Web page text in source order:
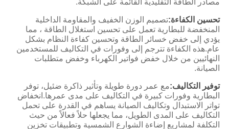
مصادر الطاقة التقليدية القائمة على الشبكة.
تحسين الكفاءة:تصميم الوزن الخفيف والمقاومة الداخلية
المنخفضة للبطارية تعمل على تحسين استغلال الطاقة ، مما
يؤدي إلى خفض خسائر الطاقة وتحسين كفاءة النظام بشكل
عام.هذه الكفاءة تترجم إلى وفورات في التكاليف للمستخدمين
النهائيين من خلال خفض فواتير الكهرباء وخفض متطلبات
الصيانة.
توفير التكاليف:مع عمر دورة طويلة وتأثير ذاكرة ضئيل، توفر
البطارية وفورات كبيرة في التكاليف على مدى عمرها.انخفاض
تواتر الاستبدال وتكاليف الصيانة يساهم في القدرة على تحمل
التكاليف على المدى الطويل، مما يجعلها حلاً فعالاً من حيث
التكلفة لمشاريع إضاءة الشوارع الشمسية وتطبيقات تخزين